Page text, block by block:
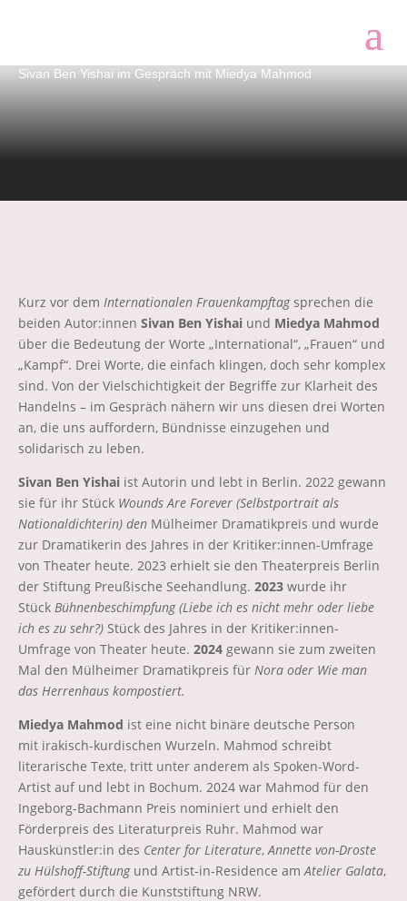
Sivan Ben Yishai im Gespräch mit Miedya Mahmod
Kurz vor dem Internationalen Frauenkampftagsprechen die
beiden Autor:innen Sivan Ben Yishai und Miedya Mahmod
über die Bedeutung der Worte „International“, „Frauen“ und
„Kampf“. Drei Worte, die einfach klingen, doch sehr komplex
sind. Von der Vielschichtigkeit der Begriffe zur Klarheit des
Handelns – im Gespräch nähern wir uns diesen drei Worten
an, die uns auffordern, Bündnisse einzugehen und
solidarisch zu leben.
Sivan Ben Yishai ist Autorin und lebt in Berlin. 2022 gewann
sie für ihr Stück Wounds Are Forever (Selbstportrait als
Nationaldichterin) den Mülheimer Dramatikpreis und wurde
zur Dramatikerin des Jahres in der Kritiker:innen-Umfrage
von Theater heute. 2023 erhielt sie den Theaterpreis Berlin
der Stiftung Preußische Seehandlung. 2023 wurde ihr
Stück Bühnenbeschimpfung (Liebe ich es nicht mehr oder liebe
ich es zu sehr?) Stück des Jahres in der Kritiker:innen-
Umfrage von Theater heute. 2024 gewann sie zum zweiten
Mal den Mülheimer Dramatikpreis für Nora oder Wie man
das Herrenhaus kompostiert.
Miedya Mahmod ist eine nicht binäre deutsche Person
mit irakisch-kurdischen Wurzeln. Mahmod schreibt
literarische Texte, tritt unter anderem als Spoken-Word-
Artist auf und lebt in Bochum. 2024 war Mahmod für den
Ingeborg-Bachmann Preis nominiert und erhielt den
Förderpreis des Literaturpreis Ruhr. Mahmod war
Hauskünstler:in des Center for Literature,Annette von-Droste
zu Hülshoff-Stiftungund Artist-in-Residence amAtelier Galata,
gefördert durch die Kunststiftung NRW.